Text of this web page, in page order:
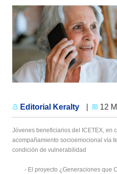
Editorial Keralty 12
Jóvenes beneficiarios del ICETEX, en
acompañamiento socioemocional vía
condición de vulnerabilidad
- El proyecto ¿Generaciones que